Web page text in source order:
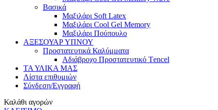
Βασικά
Mαξιλάρι Soft Latex
Mαξιλάρι Cool Gel Memory
Mαξιλάρι Πούπουλο
ΑΞΕΣΟΥΑΡ ΥΠΝΟΥ
Προστατευτικά Καλύμματα
Αδιάβροχο Προστατευτικό Τencel
ΤΑ ΥΛΙΚΑ ΜΑΣ
Λίστα επιθυμιών
Σύνδεση/Εγγραφή
Καλάθι αγορών